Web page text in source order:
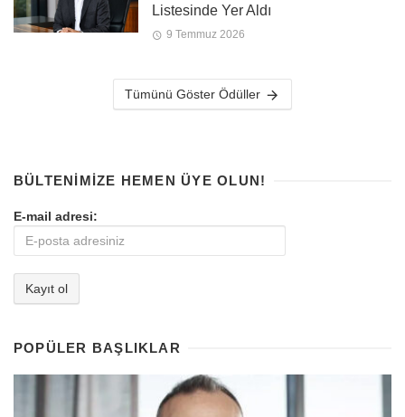
Listesinde Yer Aldı
9 Temmuz 2026
Tümünü Göster Ödüller
BÜLTENIMIZE HEMEN ÜYE OLUN!
E-mail adresi:
POPÜLER BAŞLIKLAR